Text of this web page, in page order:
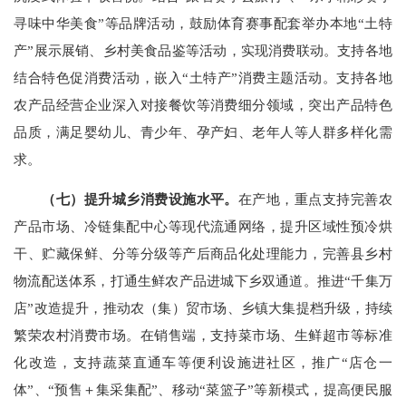
寻味中华美食”等品牌活动，鼓励体育赛事配套举办本地“土特
产”展示展销、乡村美食品鉴等活动，实现消费联动。支持各地
结合特色促消费活动，嵌入“土特产”消费主题活动。支持各地
农产品经营企业深入对接餐饮等消费细分领域，突出产品特色
品质，满足婴幼儿、青少年、孕产妇、老年人等人群多样化需
求。
（七）提升城乡消费设施水平。 在产地，重点支持完善农
产品市场、冷链集配中心等现代流通网络，提升区域性预冷烘
干、贮藏保鲜、分等分级等产后商品化处理能力，完善县乡村
物流配送体系，打通生鲜农产品进城下乡双通道。推进“千集万
店”改造提升，推动农（集）贸市场、乡镇大集提档升级，持续
繁荣农村消费市场。在销售端，支持菜市场、生鲜超市等标准
化改造，支持蔬菜直通车等便利设施进社区，推广“店仓一
体”、“预售＋集采集配”、移动“菜篮子”等新模式，提高便民服